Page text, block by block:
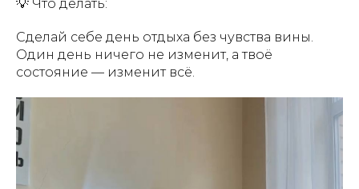
💡 Что делать:
Сделай себе день отдыха без чувства вины.
Один день ничего не изменит, а твоё
состояние — изменит всё.